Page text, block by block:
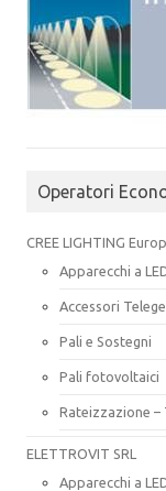
Operatori
CREE LIGHTING
Apparecchi a
Accessori
Pali e Sostegni
Pali fotovoltaici
Rateizzazione –
ELETTROVIT SRL
Apparecchi a